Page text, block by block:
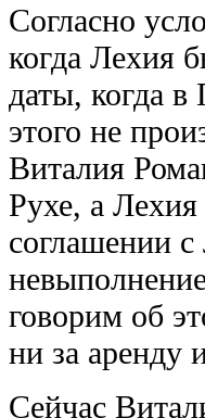
Согласно
когда Лехия
даты, когда
этого не
Виталия
Рухе, а Лехия
соглашении
говорим об
ни за аренду
Сейчас